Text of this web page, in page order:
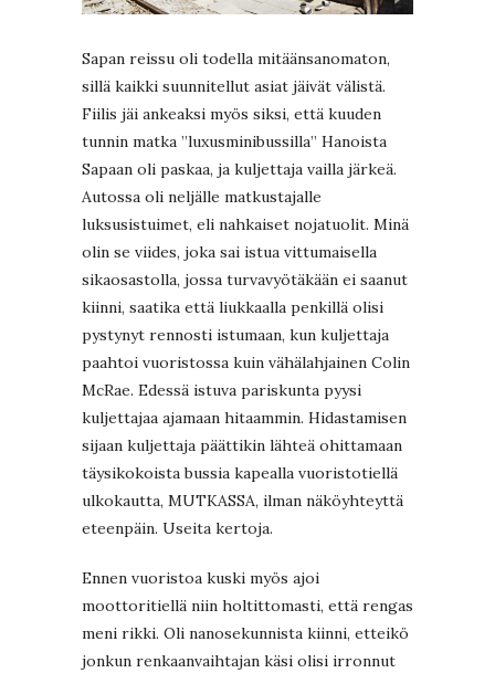
Sapan reissu oli todella mitäänsanomaton,
sillä kaikki suunnitellut asiat jäivät välistä.
Fiilis jäi ankeaksi myös siksi, että kuuden
tunnin matka ”luxusminibussilla” Hanoista
Sapaan oli paskaa, ja kuljettaja vailla järkeä.
Autossa oli neljälle matkustajalle
luksusistuimet, eli nahkaiset nojatuolit. Minä
olin se viides, joka sai istua vittumaisella
sikaosastolla, jossa turvavyötäkään ei saanut
kiinni, saatika että liukkaalla penkillä olisi
pystynyt rennosti istumaan, kun kuljettaja
paahtoi vuoristossa kuin vähälahjainen Colin
McRae. Edessä istuva pariskunta pyysi
kuljettajaa ajamaan hitaammin. Hidastamisen
sijaan kuljettaja päättikin lähteä ohittamaan
täysikokoista bussia kapealla vuoristotiellä
ulkokautta, MUTKASSA, ilman näköyhteyttä
eteenpäin. Useita kertoja.
Ennen vuoristoa kuski myös ajoi
moottoritiellä niin holtittomasti, että rengas
meni rikki. Oli nanosekunnista kiinni, etteikö
jonkun renkaanvaihtajan käsi olisi irronnut